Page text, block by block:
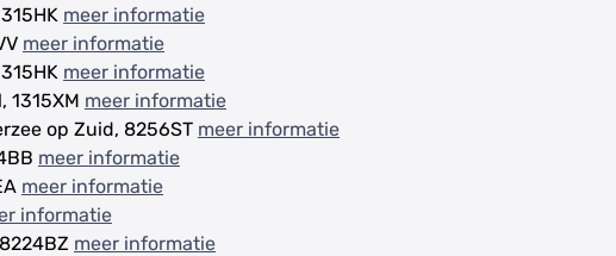
meer informatie
meer informatie
meer informatie
1315XM meer informatie
op Zuid, 8256ST meer informatie
meer informatie
meer informatie
informatie
meer informatie